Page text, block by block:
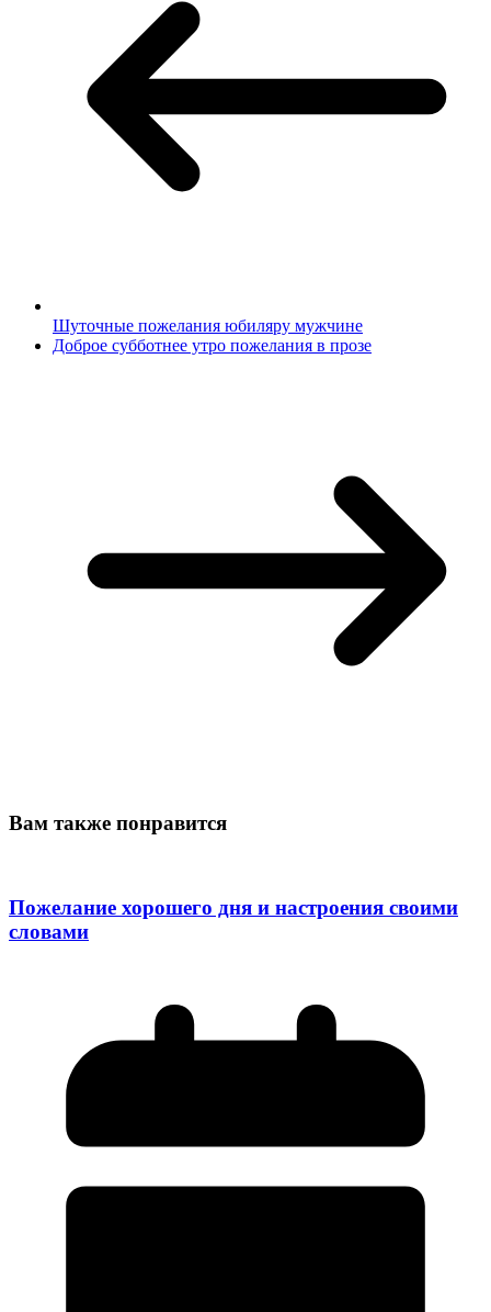
Шуточные пожелания юбиляру мужчине
Доброе субботнее утро пожелания в прозе
Вам также понравится
Пожелание хорошего дня и настроения своими
словами